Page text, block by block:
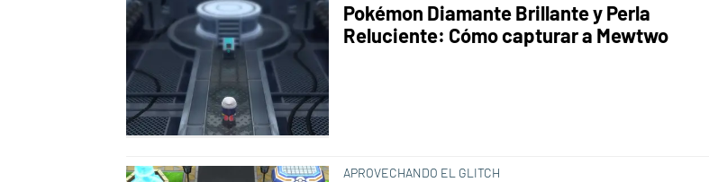
Pokémon Diamante Brillante y Perla
Reluciente: Cómo capturar a Mewtwo
APROVECHANDO EL GLITCH